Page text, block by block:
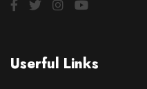
Userful Links